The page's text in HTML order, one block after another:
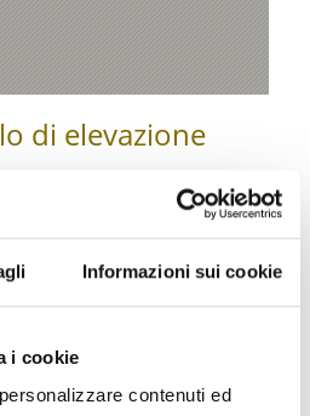
Informazioni sui cookie
i cookie
contenuti ed
di elevazione